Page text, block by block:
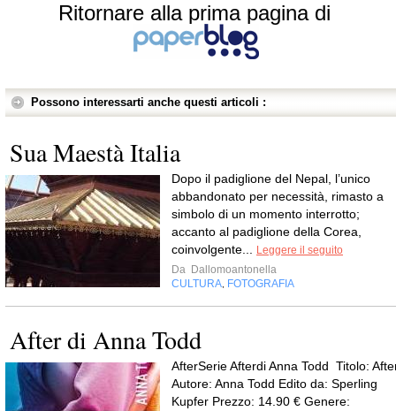
Ritornare alla prima pagina di
Possono interessarti anche questi articoli :
Sua Maestà Italia
Dopo il padiglione del Nepal, l’unico
abbandonato per necessità, rimasto a
simbolo di un momento interrotto;
accanto al padiglione della Corea,
coinvolgente...
Leggere il seguito
Da Dallomoantonella
CULTURA FOTOGRAFIA
After di Anna Todd
AfterSerie Afterdi Anna Todd Titolo:
Autore: Anna Todd Edito da: Sperling
Kupfer Prezzo: 14.90 € Genere: